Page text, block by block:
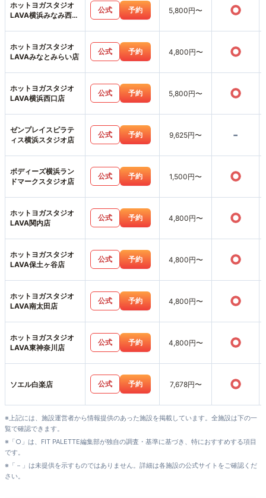
ホットヨガスタジオ
LAVA横浜みなみ西口
公式 予約 5,800円〜 ○
ホットヨガスタジオ
LAVAみなとみらい店
公式 予約 4,800円〜 ○
ホットヨガスタジオ
LAVA横浜西口店
公式 予約 5,800円〜 ○
ゼンプレイスピラテ
ィス横浜スタジオ店
公式 予約 9,625円〜 -
ボディーズ横浜ラン
ドマークスタジオ店
公式 予約 1,500円〜 ○
ホットヨガスタジオ
LAVA関内店
公式 予約 4,800円〜 ○
ホットヨガスタジオ
LAVA保土ヶ谷店
公式 予約 4,800円〜 ○
ホットヨガスタジオ
LAVA南太田店
公式 予約 4,800円〜 ○
ホットヨガスタジオ
LAVA東神奈川店
公式 予約 4,800円〜 ○
ソエル白楽店 公式 予約 7,678円〜 ○
※上記には、施設運営者から情報提供のあった施設を掲載しています。全施設は下の一
覧で確認できます。
※「○」は、FIT PALETTE編集部が独自の調査・基準に基づき、特におすすめする項目
です。
※「－」は未提供を示すものではありません。詳細は各施設の公式サイトをご確認くだ
さい。